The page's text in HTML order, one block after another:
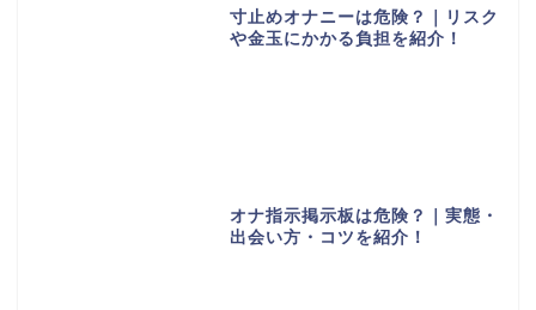
寸止めオナニーは危険？｜リスク
や金玉にかかる負担を紹介！
オナ指示掲示板は危険？｜実態・
出会い方・コツを紹介！